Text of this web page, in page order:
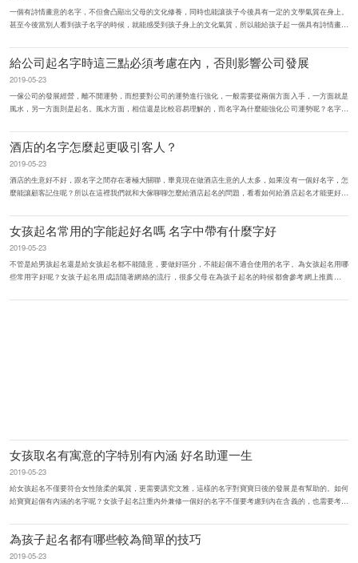
一個有詩情畫意的名字，不但會凸顯出父母的文化修養，同時也能讓孩子今後具有一定的文學氣質在身上。
甚至今後當別人看到孩子名字的時候，就能感受到孩子身上的文化氣質，所以能給孩子起一個具有詩情畫意
給公司起名字時這三點必須考慮在內，否則影響公司發展
2019-05-23
一傢公司的發展經營，離不開運勢，而想要對公司的運勢進行強化，一般需要從兩個方面入手，一方面就是
風水，另一方面則是起名。風水方面，相信還是比較容易理解的，而名字為什麼能強化公司運勢呢？名字對
酒店的名字怎麼起更吸引客人？
2019-05-23
酒店的生意好不好，跟名字之間存在著極大關聯，畢竟現在做酒店生意的人太多，如果沒有一個好名字，怎
麼能讓顧客記住呢？所以在這裡我們就和大傢聊聊怎麼給酒店起名的問題，看看如何給酒店起名才能更好的
女孩起名常用的字能起好名嗎 名字中帶有什麼字好
2019-05-23
不管是給男孩起名還是給女孩起名都不能隨意，要做好區分，不能起個不適合使用的名字。為女孩起名用哪
些常用字好呢？女孩子起名用成語隨著網絡的流行，很多父母在為孩子起名的時候都會參考網上推薦的方
女孩取名有寓意的字特別有內涵 好名助運一生
2019-05-23
給女孩起名不僅要符合女性陰柔的氣質，更需要講究文雅，這樣的名字對寶寶日後的發展是有幫助的。如何
給寶寶起個有內涵的名字呢？女孩子起名註重內外兼修一個好的名字不僅要考慮到內在含義的，也需要考慮
為孩子起名都有哪些較為簡單的技巧
2019-05-23